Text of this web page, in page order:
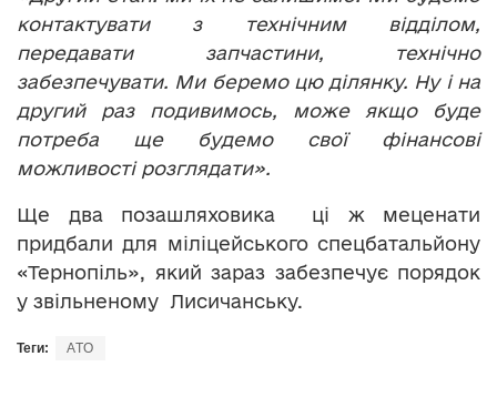
контактувати з технічним відділом,
передавати запчастини, технічно
забезпечувати. Ми беремо цю ділянку. Ну і на
другий раз подивимось, може якщо буде
потреба ще будемо свої фінансові
можливості розглядати».
Ще два позашляховика ці ж меценати
придбали для міліцейського спецбатальйону
«Тернопіль», який зараз забезпечує порядок
у звільненому Лисичанську.
Теги: АТО